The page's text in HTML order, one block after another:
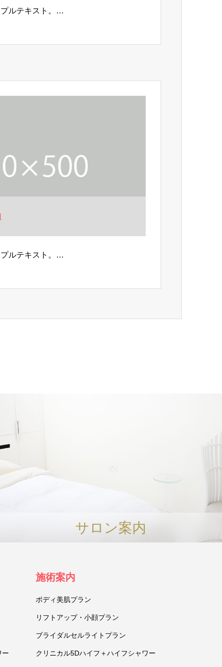
ルテキスト。…
ルテキスト。…
サロン案内
ー
施術案内
ボディ美肌プラン
リフトアップ・小顔プラン
ブライダルセルライトプラン
クリニカル5Dハイフ＋ハイフシャワー